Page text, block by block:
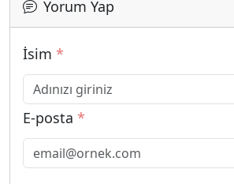
Yorum Yap
İsim *
E-posta *